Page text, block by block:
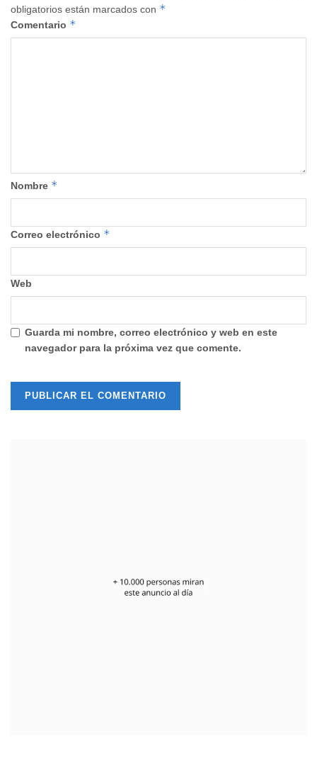
obligatorios están marcados con *
Comentario *
Nombre *
Correo electrónico *
Web
Guarda mi nombre, correo electrónico y web en este
navegador para la próxima vez que comente.